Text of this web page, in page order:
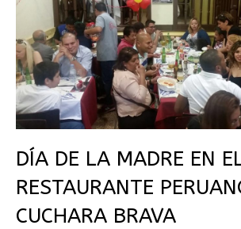
DÍA DE LA MADRE EN
RESTAURANTE
CUCHARA BRAVA